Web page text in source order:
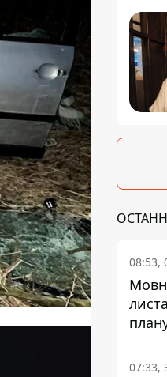
08:53,
07:33,